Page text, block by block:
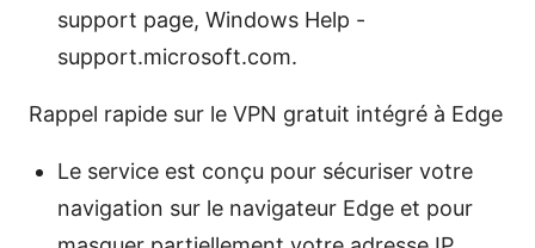
support page, Windows Help -
support.microsoft.com.
Rappel rapide sur le VPN gratuit intégré à Edge
Le service est conçu pour sécuriser votre
navigation sur le navigateur Edge et pour